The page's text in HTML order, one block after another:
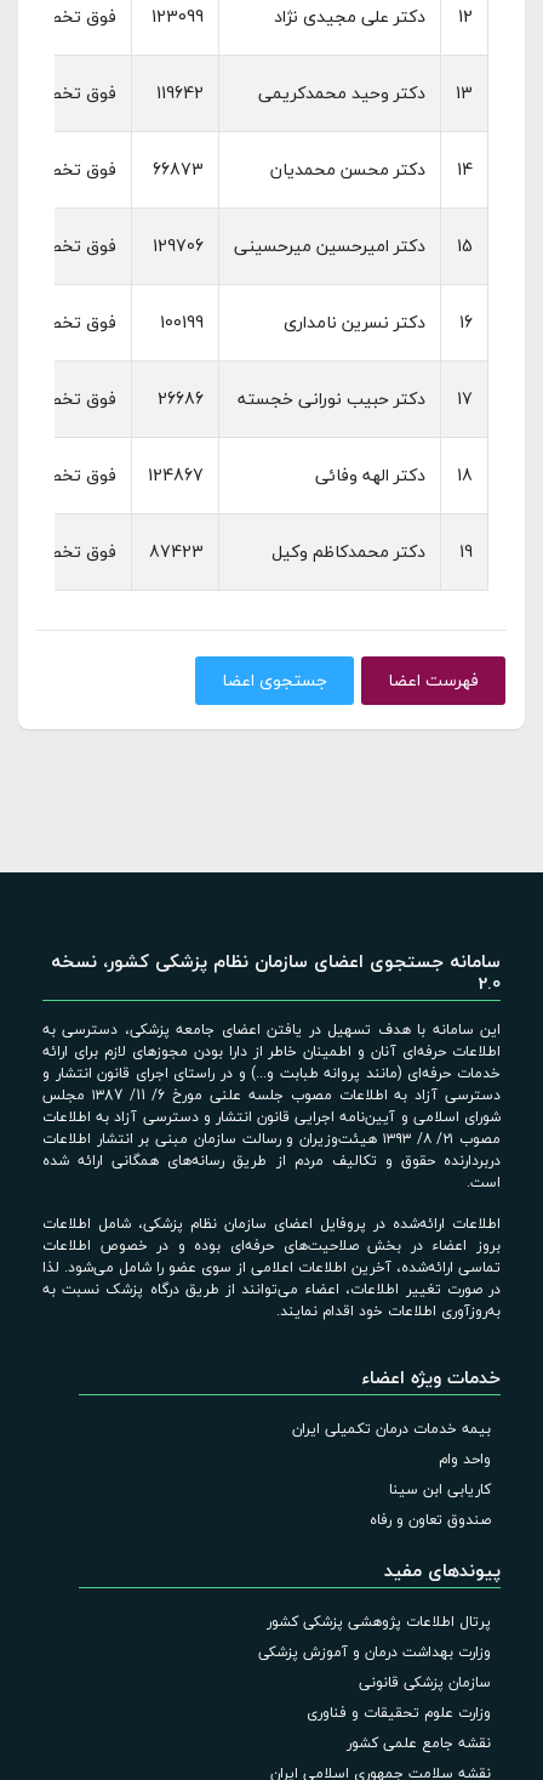
12 دکتر علی مجیدی نژاد 123099 فوق تخصص
13 دکتر وحید محمدکریمی 119642 فوق تخصص
14 دکتر محسن محمدیان 66873 فوق تخصص
15 دکتر امیرحسین میرحسینی 129706 فوق تخصص
16 دکتر نسرین نامداری 100199 فوق تخصص
17 دکتر حبیب نورانی خجسته 26686 فوق تخصص
18 دکتر الهه وفائی 124867 فوق تخصص
19 دکتر محمدکاظم وکیل 87423 فوق تخصص
فهرست اعضا جستجوی اعضا
سامانه جستجوی اعضای سازمان نظام پزشکی کشور، نسخه
2.0
این سامانه با هدف تسهیل در یافتن اعضای جامعه پزشکی، دسترسی به
اطلاعات حرفه‌ای آنان و اطمینان خاطر از دارا بودن مجوزهای لازم برای ارائه
خدمات حرفه‌ای (مانند پروانه طبابت و...) و در راستای اجرای قانون انتشار و
دسترسی آزاد به اطلاعات مصوب جلسه علنی مورخ 6/ 11/ ۱۳87 مجلس
شورای اسلامی و آیین‌نامه اجرایی قانون انتشار و دسترسی آزاد به اطلاعات
مصوب ۲۱/ ۸/ ۱۳۹۳ هیئت‌وزیران و رسالت سازمان مبنی بر انتشار اطلاعات
دربردارنده حقوق و تکالیف مردم از طریق رسانه‌های همگانی ارائه شده
است.
اطلاعات ارائه‌شده در پروفایل اعضای سازمان نظام پزشکی، شامل اطلاعات
بروز اعضاء در بخش صلاحیت‌های حرفه‌ای بوده و در خصوص اطلاعات
تماسی ارائه‌شده، آخرین اطلاعات اعلامی از سوی عضو را شامل می‌شود. لذا
در صورت تغییر اطلاعات، اعضاء می‌توانند از طریق درگاه پزشک نسبت به
به‌روزآوری اطلاعات خود اقدام نمایند.
خدمات ویژه اعضاء
بیمه خدمات درمان تکمیلی ایران
واحد وام
کاریابی ابن سینا
صندوق تعاون و رفاه
پیوندهای مفید
پرتال اطلاعات پژوهشی پزشکی کشور
وزارت بهداشت درمان و آموزش پزشکی
سازمان پزشکی قانونی
وزارت علوم تحقیقات و فناوری
نقشه جامع علمی کشور
نقشه سلامت جمهوری اسلامی ایران